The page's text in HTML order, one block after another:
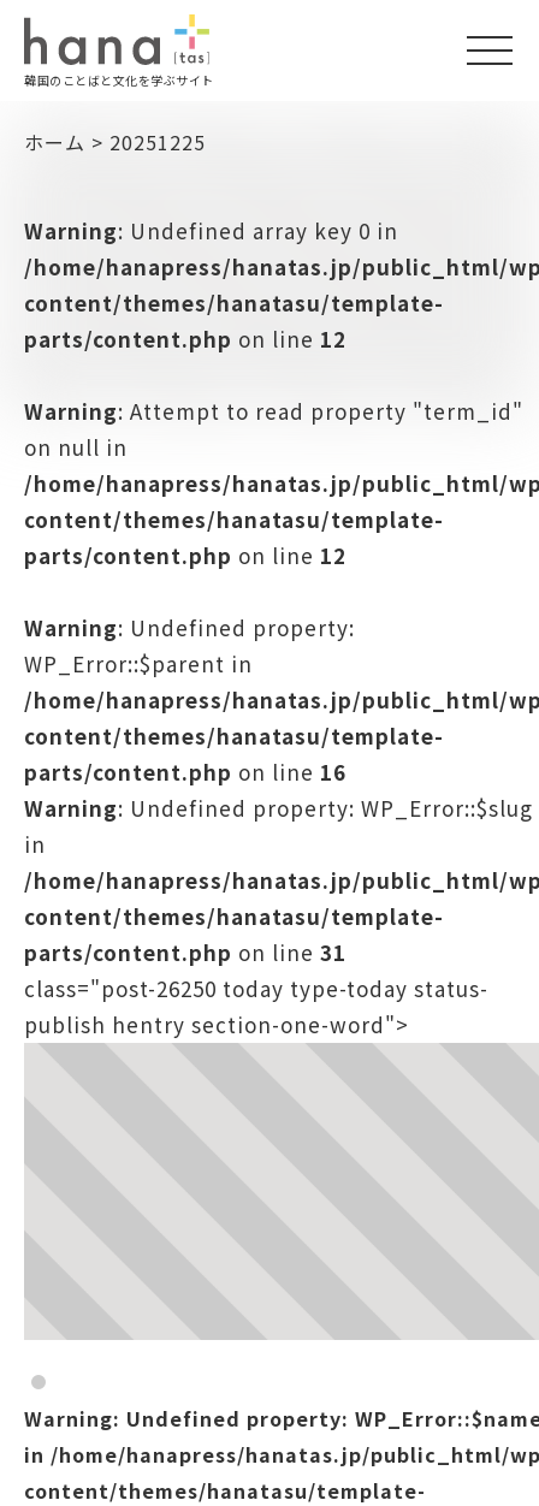
韓国のことばと文化を学ぶサイト
ホーム > 20251225
Warning: Undefined array key 0 in
/home/hanapress/hanatas.jp/public_html/
content/themes/hanatasu/template-
parts/content.php on line 12
Warning: Attempt to read property "term_id"
on null in
/home/hanapress/hanatas.jp/public_html/
content/themes/hanatasu/template-
parts/content.php on line 12
Warning: Undefined property:
WP_Error::$parent in
/home/hanapress/hanatas.jp/public_html/
content/themes/hanatasu/template-
parts/content.php on line 16
Warning: Undefined property: WP_Error::$slug
in
/home/hanapress/hanatas.jp/public_html/
content/themes/hanatasu/template-
parts/content.php on line 31
class="post-26250 today type-today status-
publish hentry section-one-word">
Warning: Undefined property:
in /home/hanapress/hanatas.jp/public_html/
content/themes/hanatasu/template-